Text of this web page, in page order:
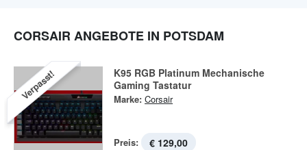
CORSAIR ANGEBOTE IN POTSDAM
Verpasst!
K95 RGB Platinum Mechanische
Gaming Tastatur
Marke: Corsair
Preis: € 129,00